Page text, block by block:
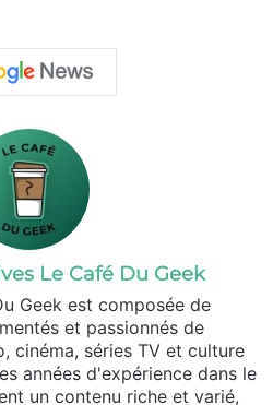
Le Café Du Geek
Geek est composée de
et passionnés de
cinéma, séries TV et culture
années d'expérience dans le
un contenu riche et varié,